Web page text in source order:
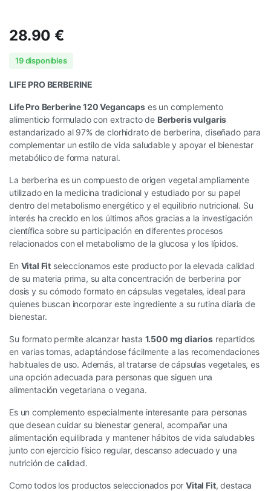
28.90€
19 disponibles
LIFE PRO BERBERINE
Life Pro Berberine 120 Vegancapses un complemento
alimenticio formulado con extracto de Berberis vulgaris
estandarizado al 97% de clorhidrato de berberina, diseñado para
complementar un estilo de vida saludable y apoyar el bienestar
metabólico de forma natural.
La berberina es un compuesto de origen vegetal ampliamente
utilizado en la medicina tradicional y estudiado por su papel
dentro del metabolismo energético y el equilibrio nutricional. Su
interés ha crecido en los últimos años gracias a la investigación
científica sobre su participación en diferentes procesos
relacionados con el metabolismo de la glucosa y los lípidos.
En Vital Fit seleccionamos este producto por la elevada calidad
de su materia prima, su alta concentración de berberina por
dosis y su cómodo formato en cápsulas vegetales, ideal para
quienes buscan incorporar este ingrediente a su rutina diaria de
bienestar.
Su formato permite alcanzar hasta 1.500 mg diarios repartidos
en varias tomas, adaptándose fácilmente a las recomendaciones
habituales de uso. Además, al tratarse de cápsulas vegetales, es
una opción adecuada para personas que siguen una
alimentación vegetariana o vegana.
Es un complemento especialmente interesante para personas
que desean cuidar su bienestar general, acompañar una
alimentación equilibrada y mantener hábitos de vida saludables
junto con ejercicio físico regular, descanso adecuado y una
nutrición de calidad.
Como todos los productos seleccionados porVital Fit, destaca